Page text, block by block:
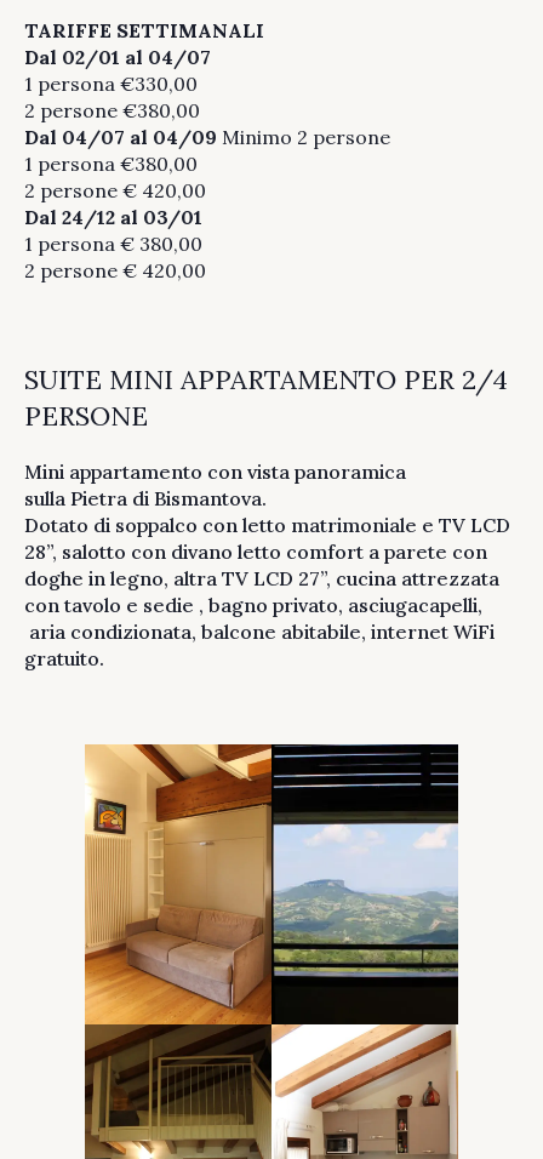
TARIFFE SETTIMANALI
Dal 02/01 al 04/07
1 persona €330,00
2 persone €380,00
Dal 04/07 al 04/09 Minimo 2 persone
1 persona €380,00
2 persone € 420,00
Dal 24/12 al 03/01
1 persona € 380,00
2 persone € 420,00
SUITE MINI APPARTAMENTO PER 2/4
PERSONE
Mini appartamento con vista panoramica
sulla Pietra di Bismantova.
Dotato di soppalco con letto matrimoniale e TV LCD
28”, salotto con divano letto comfort a parete con
doghe in legno, altra TV LCD 27”, cucina attrezzata
con tavolo e sedie , bagno privato, asciugacapelli,
aria condizionata, balcone abitabile, internet WiFi
gratuito.